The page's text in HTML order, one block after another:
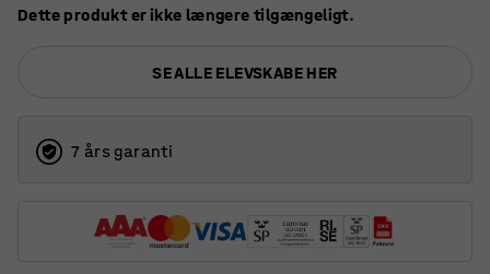
Dette produkt er ikke længere tilgængeligt.
SE ALLE ELEVSKABE HER
7 års garanti